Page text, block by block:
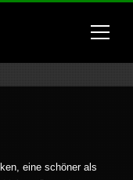
eine schöner als